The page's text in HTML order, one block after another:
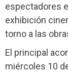
espectadores
exhibición
torno a las
El principal
miércoles 10